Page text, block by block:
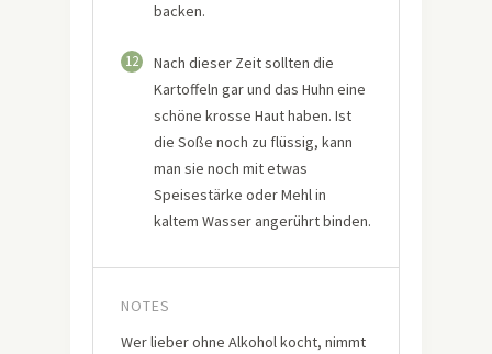
backen.
12
Nach dieser Zeit sollten die
Kartoffeln gar und das Huhn eine
schöne krosse Haut haben. Ist
die Soße noch zu flüssig, kann
man sie noch mit etwas
Speisestärke oder Mehl in
kaltem Wasser angerührt binden.
NOTES
Wer lieber ohne Alkohol kocht, nimmt